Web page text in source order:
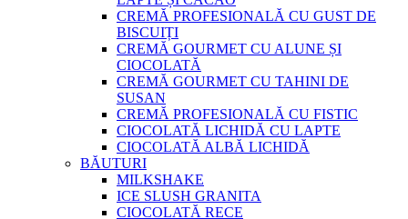
CREMĂ PROFESIONALĂ CU GUST DE
BISCUIȚI
CREMĂ GOURMET CU ALUNE ȘI
CIOCOLATĂ
CREMĂ GOURMET CU TAHINI DE
SUSAN
CREMĂ PROFESIONALĂ CU FISTIC
CIOCOLATĂ LICHIDĂ CU LAPTE
CIOCOLATĂ ALBĂ LICHIDĂ
BĂUTURI
MILKSHAKE
ICE SLUSH GRANITA
CIOCOLATĂ RECE